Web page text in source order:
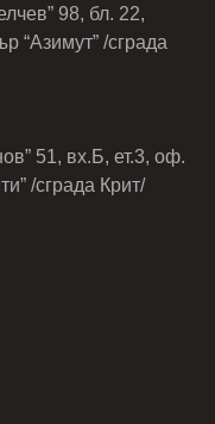
98, бл. 22,
“Азимут” /сграда
51, вх.Б, ет.3, оф.
/сграда Крит/